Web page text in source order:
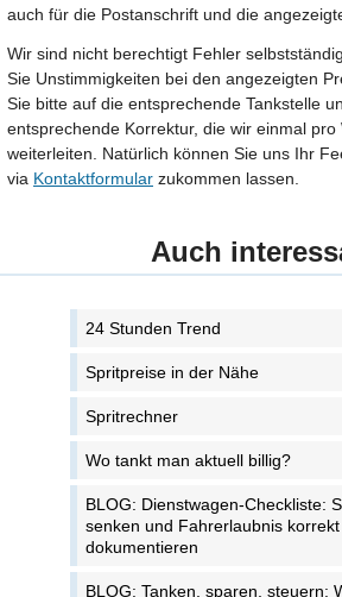
auch für die Postanschrift und die
Wir sind nicht berechtigt Fehler
Sie Unstimmigkeiten bei den angezeigten
Sie bitte auf die entsprechende Tankstelle
entsprechende Korrektur, die wir einmal
weiterleiten. Natürlich können Sie uns Ihr
via Kontaktformular zukommen lassen.
Auch
24 Stunden Trend
Spritpreise in der Nähe
Spritrechner
Wo tankt man aktuell billig?
BLOG: Dienstwagen-Checkliste:
senken und Fahrerlaubnis korrekt
dokumentieren
BLOG: Tanken, sparen, steuern: